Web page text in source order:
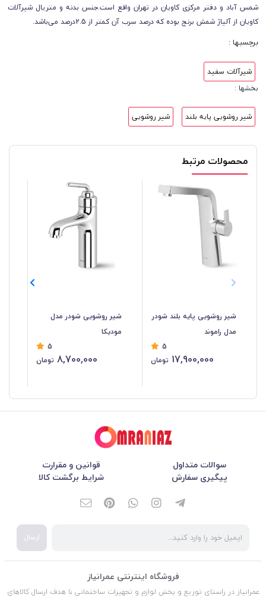
شمس آباد و دفتر مرکزی کاویان در تهران واقع است.جنس بدنه و متریال شیرآلات
کاویان از آلیاژ شمش برنج بوده که درصد سرب آن کمتر از 2.5درصد می‌باشد.
برچسبها :
شیرآلات سفید
بخشها :
شیر روشویی پایه بلند شیر روشویی
محصولات مرتبط
شیر روشویی پایه بلند شودر
مدل راموند
5
17,900,000 تومان
شیر روشویی شودر مدل
مودیکا
5
8,700,000 تومان
سوالات متداول
قوانین و مقرارت
پیگیری سفارش
شرایط برگشت کالا
ارسال
فروشگاه اینترنتی عمرانیاز
عمرانیاز در راستای توزیع و پخش لوازم و تجهیزات ساختمانی با هدف ارسال کالاهای